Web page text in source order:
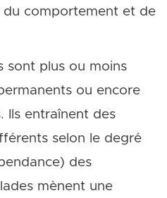
du comportement et de
sont plus ou moins
ou encore
Ils entraînent des
selon le degré
des
mènent une